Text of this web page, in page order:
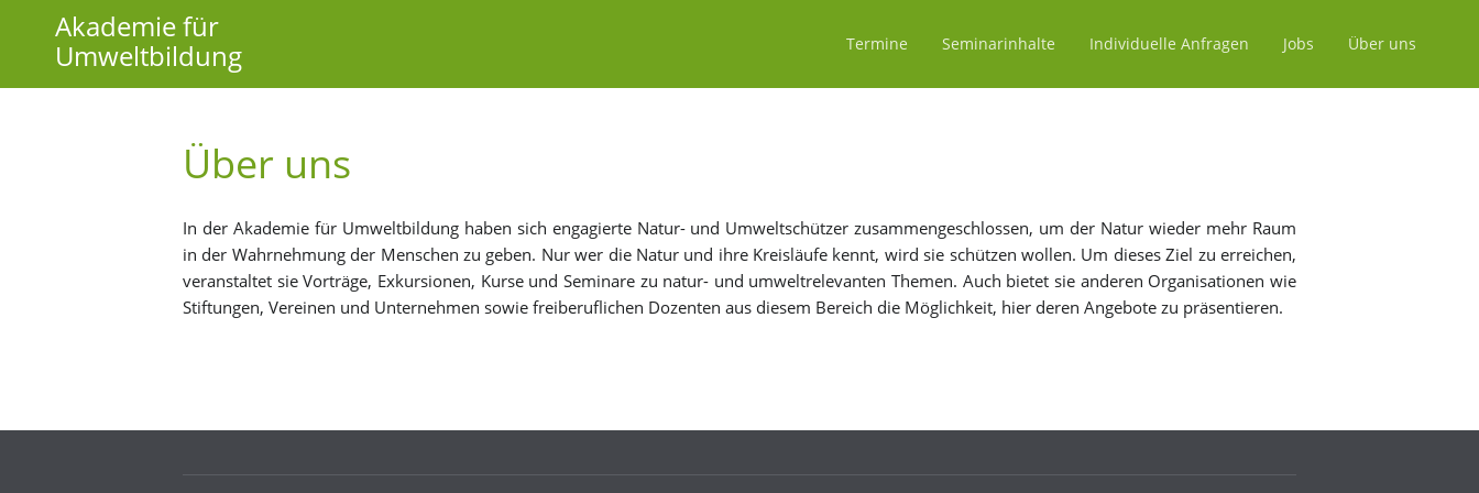
Akademie für
Umweltbildung
überspringen
Termine Seminarinhalte Individuelle Anfragen Jobs Über uns
Über uns
In der Aka­de­mie für Um­welt­bil­dung ha­ben sich en­ga­gier­te Na­tur- und Um­welt­schüt­zer zu­sam­men­ge­schlos­sen, um der Na­tur wie­der mehr Raum
in der Wahr­neh­mung der Men­schen zu ge­ben. Nur wer die Na­tur und ih­re Kreis­läu­fe kennt, wird sie schüt­zen wol­len. Um die­ses Ziel zu er­rei­chen,
ver­an­stal­tet sie Vor­trä­ge, Ex­kur­sio­nen, Kur­se und Se­mi­na­re zu na­tur- und um­welt­re­le­van­ten The­men. Auch bie­tet sie an­de­ren Or­ga­ni­sa­tio­nen wie
Stif­tun­gen, Ver­ei­nen und Un­ter­neh­men so­wie frei­be­ruf­li­chen Do­zen­ten aus die­sem Be­reich die Mög­lich­keit, hier de­ren An­ge­bo­te zu prä­sen­tie­ren.